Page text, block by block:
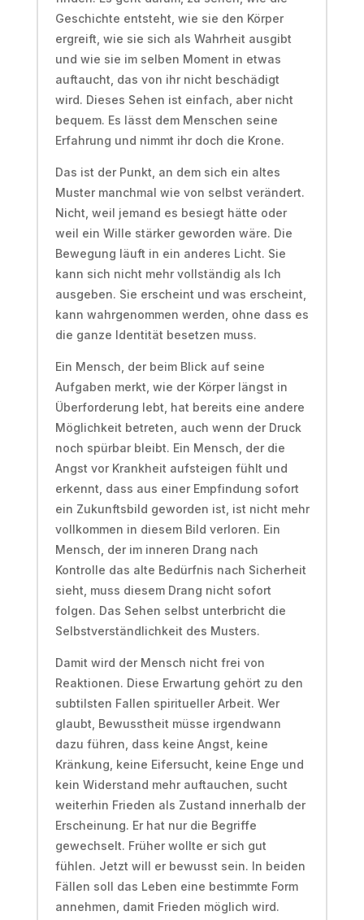
Geschichte entsteht, wie sie den Körper
ergreift, wie sie sich als Wahrheit ausgibt
und wie sie im selben Moment in etwas
auftaucht, das von ihr nicht beschädigt
wird. Dieses Sehen ist einfach, aber nicht
bequem. Es lässt dem Menschen seine
Erfahrung und nimmt ihr doch die Krone.
Das ist der Punkt, an dem sich ein altes
Muster manchmal wie von selbst verändert.
Nicht, weil jemand es besiegt hätte oder
weil ein Wille stärker geworden wäre. Die
Bewegung läuft in ein anderes Licht. Sie
kann sich nicht mehr vollständig als Ich
ausgeben. Sie erscheint und was erscheint,
kann wahrgenommen werden, ohne dass es
die ganze Identität besetzen muss.
Ein Mensch, der beim Blick auf seine
Aufgaben merkt, wie der Körper längst in
Überforderung lebt, hat bereits eine andere
Möglichkeit betreten, auch wenn der Druck
noch spürbar bleibt. Ein Mensch, der die
Angst vor Krankheit aufsteigen fühlt und
erkennt, dass aus einer Empfindung sofort
ein Zukunftsbild geworden ist, ist nicht mehr
vollkommen in diesem Bild verloren. Ein
Mensch, der im inneren Drang nach
Kontrolle das alte Bedürfnis nach Sicherheit
sieht, muss diesem Drang nicht sofort
folgen. Das Sehen selbst unterbricht die
Selbstverständlichkeit des Musters.
Damit wird der Mensch nicht frei von
Reaktionen. Diese Erwartung gehört zu den
subtilsten Fallen spiritueller Arbeit. Wer
glaubt, Bewusstheit müsse irgendwann
dazu führen, dass keine Angst, keine
Kränkung, keine Eifersucht, keine Enge und
kein Widerstand mehr auftauchen, sucht
weiterhin Frieden als Zustand innerhalb der
Erscheinung. Er hat nur die Begriffe
gewechselt. Früher wollte er sich gut
fühlen. Jetzt will er bewusst sein. In beiden
Fällen soll das Leben eine bestimmte Form
annehmen, damit Frieden möglich wird.